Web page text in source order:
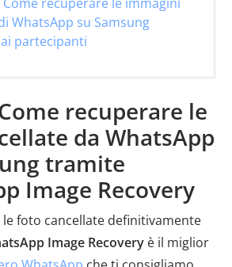
WhatsApp su Samsung
partecipanti
recuperare le
da WhatsApp
tramite
Image Recovery
foto cancellate definitivamente
Image Recovery è il miglior